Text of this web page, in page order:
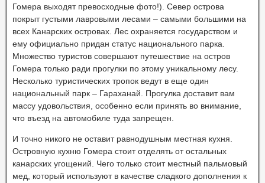
Гомера выходят превосходные фото!). Север острова
покрыт густыми лавровыми лесами – самыми большими на
всех Канарских островах. Лес охраняется государством и
ему официально придан статус национального парка.
Множество туристов совершают путешествие на остров
Гомера только ради прогулки по этому уникальному лесу.
Несколько туристических тропок ведут в еще один
национальный парк – Гараханай. Прогулка доставит вам
массу удовольствия, особенно если принять во внимание,
что въезд на автомобиле туда запрещен.
И точно никого не оставит равнодушным местная кухня.
Островную кухню Гомера стоит отделять от остальных
канарских угощений. Чего только стоит местный пальмовый
мед, который используют в качестве сладкого дополнения к